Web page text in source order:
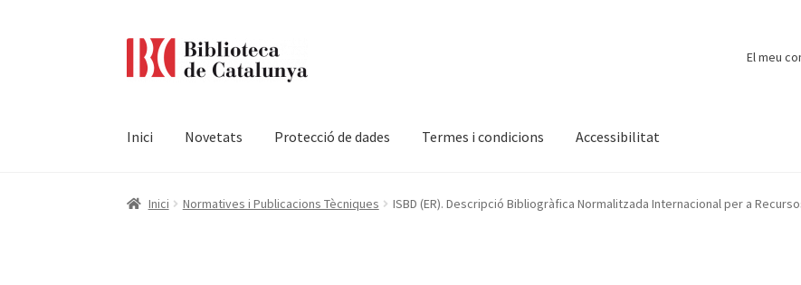
El meu
Inici Novetats Protecció de dades Termes i condicions Accessibilitat
Pàgina d'inici Accessibilitat Cistella El meu compte Finalitzar compra Novetats Payment Protecció de dades
Inici Normatives i Publicacions Tècniques ISBD (ER). Descripció Bibliogràfica Normalitzada Internacional per a